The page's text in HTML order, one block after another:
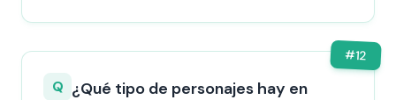
#12
Q ¿Qué tipo de personajes hay en